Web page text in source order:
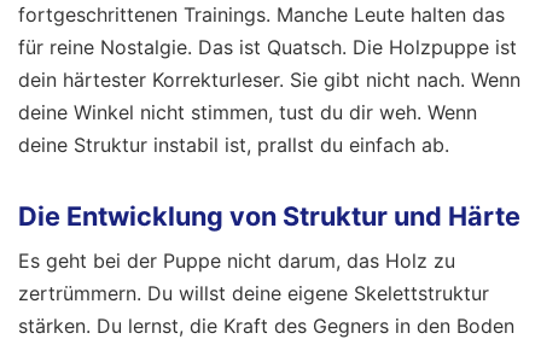
fortgeschrittenen Trainings. Manche Leute halten das
für reine Nostalgie. Das ist Quatsch. Die Holzpuppe ist
dein härtester Korrekturleser. Sie gibt nicht nach. Wenn
deine Winkel nicht stimmen, tust du dir weh. Wenn
deine Struktur instabil ist, prallst du einfach ab.
Die Entwicklung von Struktur und Härte
Es geht bei der Puppe nicht darum, das Holz zu
zertrümmern. Du willst deine eigene Skelettstruktur
stärken. Du lernst, die Kraft des Gegners in den Boden